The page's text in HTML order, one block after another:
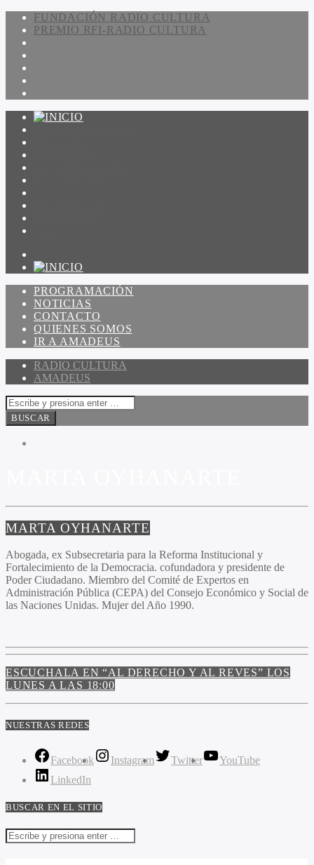
FUNDACIÓN RADIO CULTURA
PREMIO RFI-RADIO CULTURA
PROGRAMACIÓN
NOTICIAS
CONTACTO
QUIENES SOMOS
IR A AMADEUS
RADIO CULTURA
AMADEUS
MARTA OYHANARTE
Abogada, ex Subsecretaria para la Reforma Institucional y
Fortalecimiento de la Democracia. cofundadora y presidente de
Poder Ciudadano. Miembro del Comité de Expertos en
Administración Pública (CEPA) del Consejo Económico y Social de
las Naciones Unidas. Mujer del Año 1990.
ESCUCHALA EN“AL DERECHO Y AL REVES” LOS
LUNES A LAS 18:00
NUESTRAS REDES
Facebook Instagram Twitter
YouTube
LinkedIn
BUSCAR EN EL SITIO